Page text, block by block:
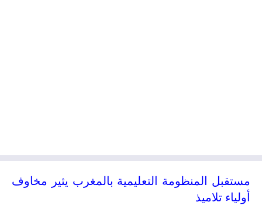
مستقبل المنظومة التعليمية بالمغرب يثير مخاوف
أولياء تلاميذ